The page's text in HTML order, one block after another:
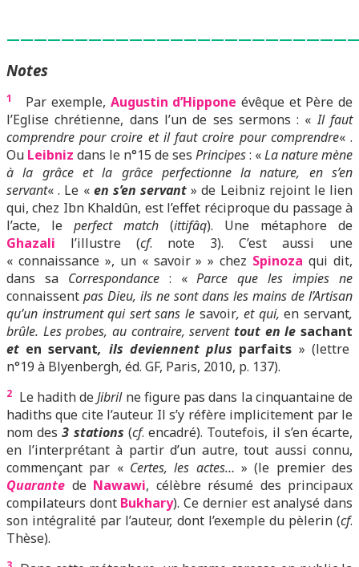
Notes
1 Par exemple, Augustin d’Hippone évêque et Père de
l’Eglise chrétienne, dans l’un de ses sermons : «Il faut
comprendre pour croire et il faut croire pour comprendre« .
Ou Leibniz dans le n°15 de ses Principes: «La nature mène
à la grâce et la grâce perfectionne la nature, en s’en
servant« . Le « en s’en servant » de Leibniz rejoint le lien
qui, chez Ibn Khaldûn, est l’effet réciproque du passage à
l’acte, le perfect match (ittifâq). Une métaphore de
Ghazali l’illustre (cf. note 3). C’est aussi une
« connaissance », un « savoir » » chez Spinoza qui dit,
dans sa Correspondance: «Parce que les impies ne
connaissent pas Dieu, ils ne sont dans les mains de l’Artisan
qu’un instrument qui sert sans le savoir, et qui,en servant,
brûle. Les probes, au contraire, serventtout en lesachant
et en servant, ils deviennent plus parfaits » (lettre
n°19 à Blyenbergh, éd. GF, Paris, 2010, p. 137).
2 Le hadith deJibrilne figure pas dans la cinquantaine de
hadiths que cite l’auteur. Il s’y réfère implicitement par le
nom des3 stations (cf. encadré). Toutefois, il s’en écarte,
en l’interprétant à partir d’un autre, tout aussi connu,
commençant par « Certes, les actes… » (le premier des
Quarante de Nawawi, célèbre résumé des principaux
compilateurs dont Bukhary). Ce dernier est analysé dans
son intégralité par l’auteur, dont l’exemple du pèlerin (cf.
Thèse).